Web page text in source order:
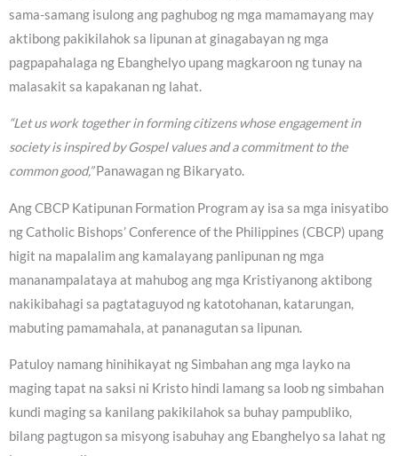
sama-samang isulong ang paghubog ng mga mamamayang may
aktibong pakikilahok sa lipunan at ginagabayan ng mga
pagpapahalaga ng Ebanghelyo upang magkaroon ng tunay na
malasakit sa kapakanan ng lahat.
“Let us work together in forming citizens whose engagement in
society is inspired by Gospel values and a commitment to the
common good,”Panawagan ng Bikaryato.
Ang CBCP Katipunan Formation Program ay isa sa mga inisyatibo
ng Catholic Bishops’ Conference of the Philippines (CBCP) upang
higit na mapalalim ang kamalayang panlipunan ng mga
mananampalataya at mahubog ang mga Kristiyanong aktibong
nakikibahagi sa pagtataguyod ng katotohanan, katarungan,
mabuting pamamahala, at pananagutan sa lipunan.
Patuloy namang hinihikayat ng Simbahan ang mga layko na
maging tapat na saksi ni Kristo hindi lamang sa loob ng simbahan
kundi maging sa kanilang pakikilahok sa buhay pampubliko,
bilang pagtugon sa misyong isabuhay ang Ebanghelyo sa lahat ng